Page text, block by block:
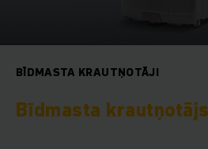
BĪDMASTA KRAUTŅOTĀJI
Bīdmasta